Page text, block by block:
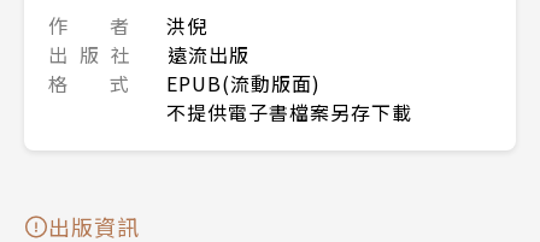
作 者
洪倪
出 版 社
遠流出版
格 式
EPUB(流動版面)
不提供電子書檔案另存下載
出版資訊